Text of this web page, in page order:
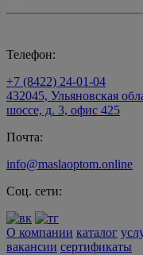
Телефон:
+7 (8422) 24-01-04
432045, Ульяновская
шоссе, д. 3, офис 425
Почта:
info@maslaoptom.online
Соц. сети:
О компании каталог
вакансии сертификаты